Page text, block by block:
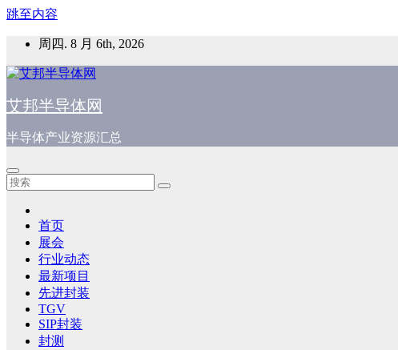
跳至内容
周四. 8 月 6th, 2026
艾邦半导体网
半导体产业资源汇总
首页
展会
行业动态
最新项目
先进封装
TGV
SIP封装
封测